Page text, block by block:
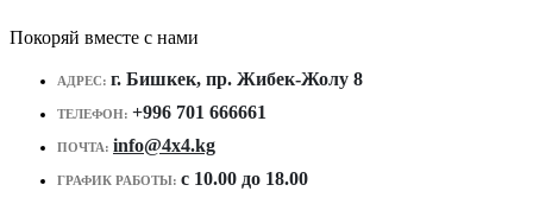
Покоряй вместе с нами
АДРЕС: г. Бишкек, пр. Жибек-Жолу 8
ТЕЛЕФОН: +996 701 666661
ПОЧТА: info@4x4.kg
ГРАФИК РАБОТЫ: c 10.00 до 18.00